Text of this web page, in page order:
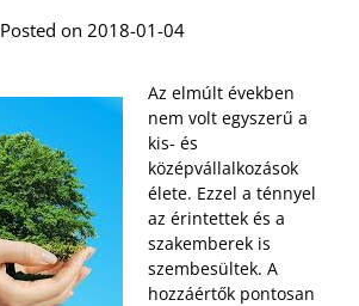
Posted on 2018-01-04
Az elmúlt években
nem volt egyszerű a
kis- és
középvállalkozások
élete. Ezzel a ténnyel
az érintettek és a
szakemberek is
szembesültek. A
hozzáértők pontosan